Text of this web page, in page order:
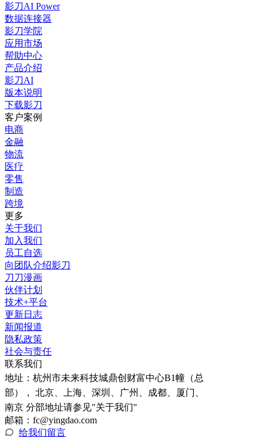
影刀AI Power
数据连接器
影刀学院
应用市场
帮助中心
产品介绍
影刀AI
版本说明
下载影刀
客户案例
电商
金融
物流
医疗
零售
制造
跨境
更多
关于我们
加入我们
员工自选
向团队介绍影刀
刀刀漫画
伙伴计划
技术+平台
更新日志
新闻报道
隐私政策
社会与责任
联系我们
地址： 杭州市未来科技城鼎创财富中心B1幢（总
部）， 北京、上海、深圳、广州、成都、厦门、
南京 分部地址请参见"关于我们"
邮箱：fc@yingdao.com
给我们留言